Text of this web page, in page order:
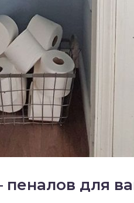
для